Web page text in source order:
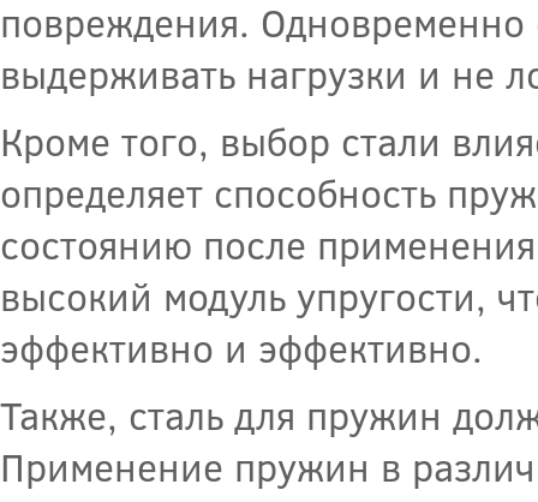
повреждения.
выдерживать нагрузки и не
Кроме того, выбор стали
определяет способность
состоянию после
высокий модуль упругости,
эффективно и эффективно.
Также, сталь для пружин
Применение пружин в